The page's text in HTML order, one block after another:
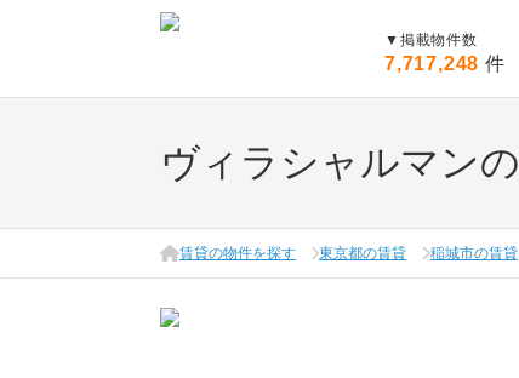
▼ 掲載物件数
7,717,248 件
ヴィラシャルマン
賃貸の物件を探す 東京都の賃貸 稲城市の賃貸